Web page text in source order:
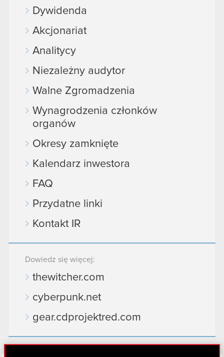
Dywidenda
Akcjonariat
Analitycy
Niezależny audytor
Walne Zgromadzenia
Wynagrodzenia członków
organów
Okresy zamknięte
Kalendarz inwestora
FAQ
Przydatne linki
Kontakt IR
Dowiedz się więcej:
thewitcher.com
cyberpunk.net
gear.cdprojektred.com